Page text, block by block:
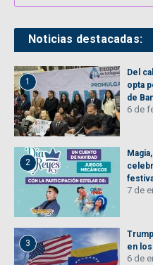
Noticias destacadas:
1
Del
opta
de
6 de
2
7 de
3
en
6 de